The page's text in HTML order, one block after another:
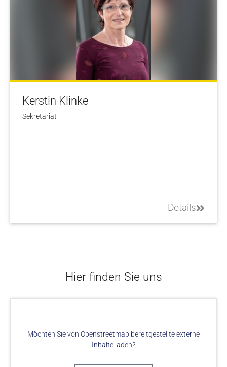
Kerstin Klinke
Sekretariat
Details
Hier finden Sie uns
Möchten Sie von Openstreetmap bereitgestellte externe
Inhalte laden?